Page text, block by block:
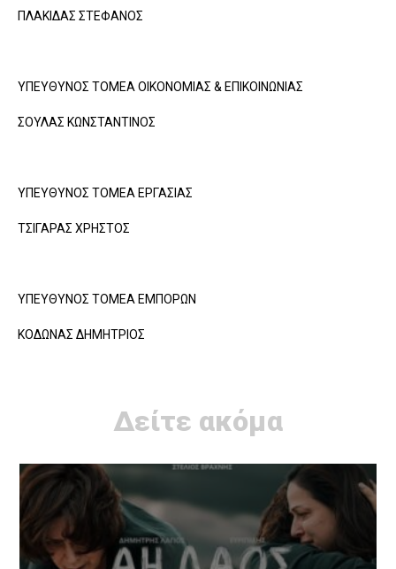
ΠΛΑΚΙΔΑΣ ΣΤΕΦΑΝΟΣ
ΥΠΕΥΘΥΝΟΣ ΤΟΜΕΑ ΟΙΚΟΝΟΜΙΑΣ & ΕΠΙΚΟΙΝΩΝΙΑΣ
ΣΟΥΛΑΣ ΚΩΝΣΤΑΝΤΙΝΟΣ
ΥΠΕΥΘΥΝΟΣ ΤΟΜΕΑ ΕΡΓΑΣΙΑΣ
ΤΣΙΓΑΡΑΣ ΧΡΗΣΤΟΣ
ΥΠΕΥΘΥΝΟΣ ΤΟΜΕΑ ΕΜΠΟΡΩΝ
ΚΟΔΩΝΑΣ ΔΗΜΗΤΡΙΟΣ
Δείτε ακόμα